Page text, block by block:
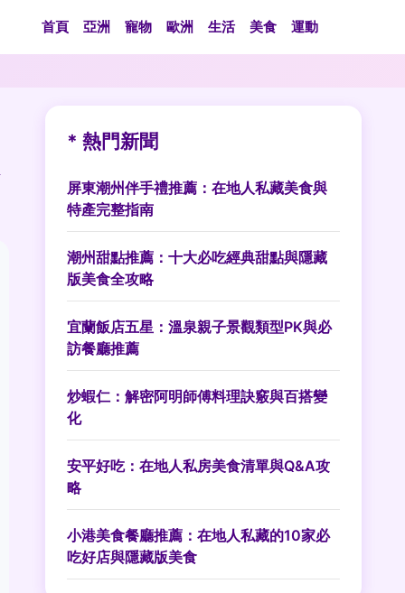
首頁 亞洲 寵物 歐洲 生活 美食 運動
* 熱門新聞
屏東潮州伴手禮推薦：在地人私藏美食與
特產完整指南
潮州甜點推薦：十大必吃經典甜點與隱藏
版美食全攻略
宜蘭飯店五星：溫泉親子景觀類型PK與必
訪餐廳推薦
炒蝦仁：解密阿明師傅料理訣竅與百搭變
化
安平好吃：在地人私房美食清單與Q&A攻
略
小港美食餐廳推薦：在地人私藏的10家必
吃好店與隱藏版美食